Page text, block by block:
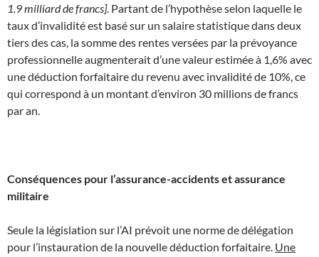
1.9 milliard de francs]. Partant de l’hypothèse selon laquelle le
taux d’invalidité est basé sur un salaire statistique dans deux
tiers des cas, la somme des rentes versées par la prévoyance
professionnelle augmenterait d’une valeur estimée à 1,6% avec
une déduction forfaitaire du revenu avec invalidité de 10%, ce
qui correspond à un montant d’environ 30 millions de francs
par an.
Conséquences pour l’assurance-accidents et assurance
militaire
Seule la législation sur l’AI prévoit une norme de délégation
pour l’instauration de la nouvelle déduction forfaitaire. Une